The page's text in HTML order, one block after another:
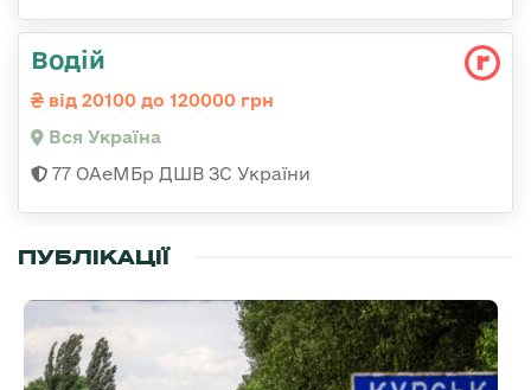
Водій
від 20100 до 120000 грн
Вся Україна
77 ОАеМБр ДШВ ЗС України
ПУБЛІКАЦІЇ